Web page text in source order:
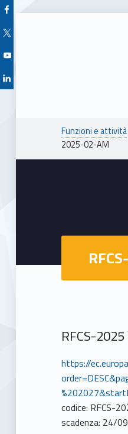
Facebook Unioncamere Veneto
Twitter Unioncamere Veneto
Youtube Unioncamere Veneto
Linkedin Unioncamere Veneto
Breadcrumbs
Funzioni e attività
2025-02-AM
RFCS-
https://
codice: RFCS-
scadenza: 24/